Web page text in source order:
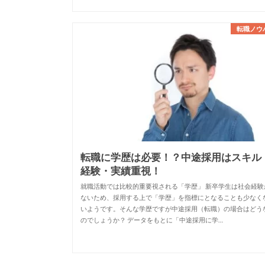
転職ノウ
転職に学歴は必要！？中途採用はスキル
経験・実績重視！
就職活動では比較的重要視される「学歴」 新卒学生は社会経験
ないため、採用する上で「学歴」を指標にとなることも少なく
いようです。そんな学歴ですが中途採用（転職）の場合はどう
のでしょうか？ データをもとに「中途採用に学…